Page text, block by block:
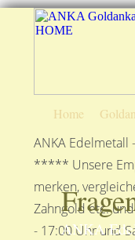
Home
ANKA Edelmetall
***** Unsere
merken,
Zahngold etc.
- 17:00 Uhr und
ANKA